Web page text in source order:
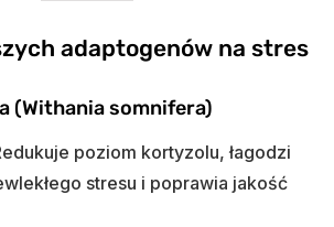
adaptogenów na stres
(Withania somnifera)
poziom kortyzolu, łagodzi
stresu i poprawia jakość